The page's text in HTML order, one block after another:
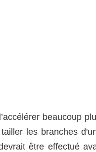
beaucoup
les branches
être effectué